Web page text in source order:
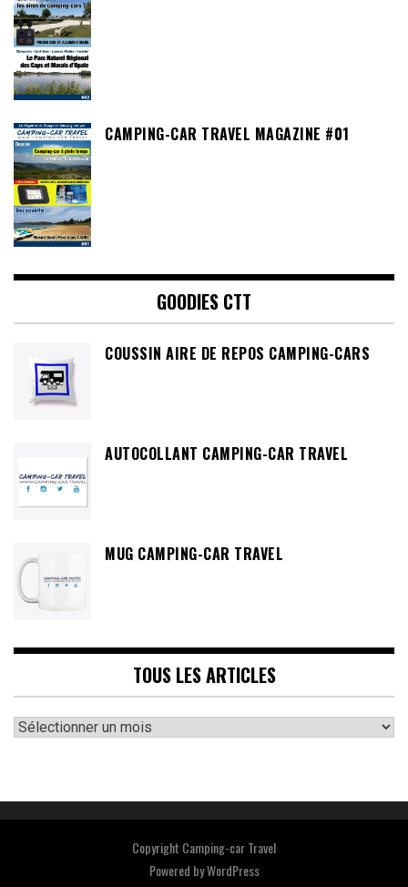
CAMPING-CAR TRAVEL MAGAZINE #01
GOODIES CTT
COUSSIN AIRE DE REPOS CAMPING-CARS
AUTOCOLLANT CAMPING-CAR TRAVEL
MUG CAMPING-CAR TRAVEL
TOUS LES ARTICLES
Tous
Copyright Camping-car Travel
Powered byWordPress